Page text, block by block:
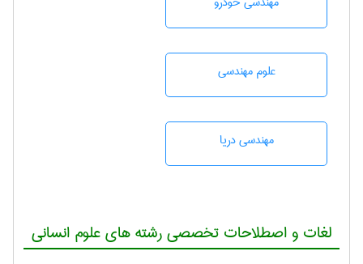
علوم مهندسی
مهندسی دریا
لغات و اصطلاحات تخصصی رشته های علوم انسانی